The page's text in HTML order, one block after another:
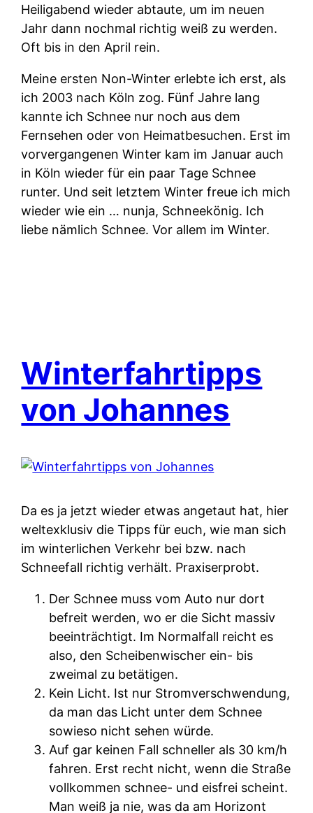
Heiligabend wieder abtaute, um im neuen
Jahr dann nochmal richtig weiß zu werden.
Oft bis in den April rein.
Meine ersten Non-Winter erlebte ich erst, als
ich 2003 nach Köln zog. Fünf Jahre lang
kannte ich Schnee nur noch aus dem
Fernsehen oder von Heimatbesuchen. Erst im
vorvergangenen Winter kam im Januar auch
in Köln wieder für ein paar Tage Schnee
runter. Und seit letztem Winter freue ich mich
wieder wie ein … nunja, Schneekönig. Ich
liebe nämlich Schnee. Vor allem im Winter.
Winterfahrtipps
von Johannes
Da es ja jetzt wieder etwas angetaut hat, hier
weltexklusiv die Tipps für euch, wie man sich
im winterlichen Verkehr bei bzw. nach
Schneefall richtig verhält. Praxiserprobt.
Der Schnee muss vom Auto nur dort
befreit werden, wo er die Sicht massiv
beeinträchtigt. Im Normalfall reicht es
also, den Scheibenwischer ein- bis
zweimal zu betätigen.
Kein Licht. Ist nur Stromverschwendung,
da man das Licht unter dem Schnee
sowieso nicht sehen würde.
Auf gar keinen Fall schneller als 30 km/h
fahren. Erst recht nicht, wenn die Straße
vollkommen schnee- und eisfrei scheint.
Man weiß ja nie, was da am Horizont